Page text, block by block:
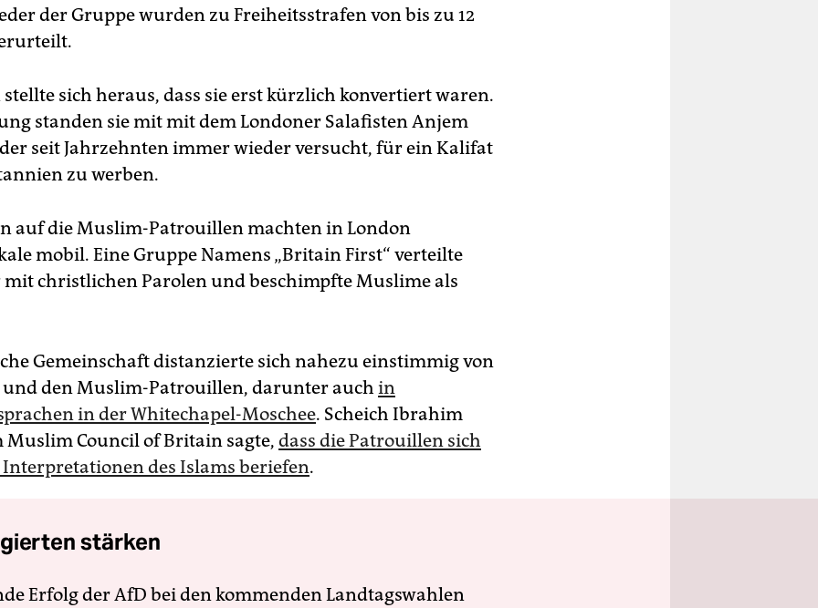
der Gruppe wurden zu Freiheitsstrafen von bis zu 12
sich heraus, dass sie erst kürzlich konvertiert waren.
standen sie mit mit dem Londoner Salafisten Anjem
seit Jahrzehnten immer wieder versucht, für ein Kalifat
zu werben.
auf die Muslim-Patrouillen machten in London
mobil. Eine Gruppe Namens „Britain First“ verteilte
christlichen Parolen und beschimpfte Muslime als
Gemeinschaft distanzierte sich nahezu einstimmig von
und den Muslim-Patrouillen, darunter auch in
in der Whitechapel-Moschee. Scheich Ibrahim
Muslim Council of Britain sagte, dass die Patrouillen sich
Interpretationen des Islams beriefen.
stärken
Erfolg der AfD bei den kommenden Landtagswahlen